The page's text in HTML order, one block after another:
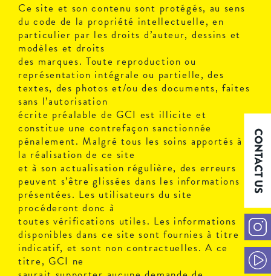
Ce site et son contenu sont protégés, au sens
du code de la propriété intellectuelle, en
particulier par les droits d’auteur, dessins et
modèles et droits
des marques. Toute reproduction ou
représentation intégrale ou partielle, des
textes, des photos et/ou des documents, faites
sans l’autorisation
écrite préalable de GCI est illicite et
constitue une contrefaçon sanctionnée
pénalement. Malgré tous les soins apportés à
la réalisation de ce site
et à son actualisation régulière, des erreurs
peuvent s’être glissées dans les informations
présentées. Les utilisateurs du site
procéderont donc à
toutes vérifications utiles. Les informations
disponibles dans ce site sont fournies à titre
indicatif, et sont non contractuelles. A ce
titre, GCI ne
CONTACT US